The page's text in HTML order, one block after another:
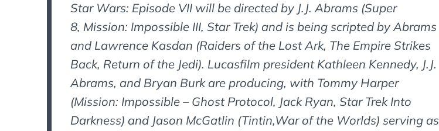
Star Wars: Episode VII will be directed by J.J. Abrams (Super
8, Mission: Impossible III, Star Trek) and is being scripted by Abrams
and Lawrence Kasdan (Raiders of the Lost Ark, The Empire Strikes
Back, Return of the Jedi). Lucasfilm president Kathleen Kennedy, J.J.
Abrams, and Bryan Burk are producing, with Tommy Harper
(Mission: Impossible – Ghost Protocol, Jack Ryan, Star Trek Into
Darkness) and Jason McGatlin (Tintin,War of the Worlds) serving as